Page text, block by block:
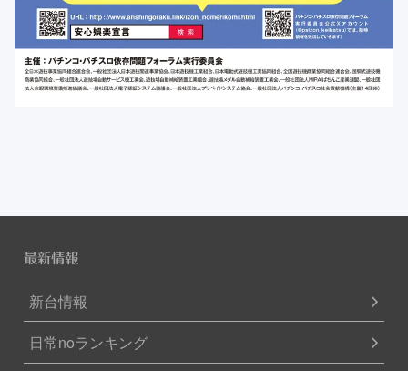
最新情報
新台情報
日常noランキング